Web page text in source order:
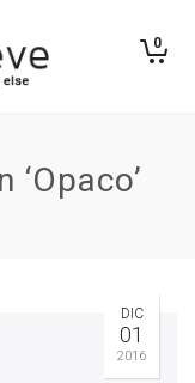
0
DIC
01
2016